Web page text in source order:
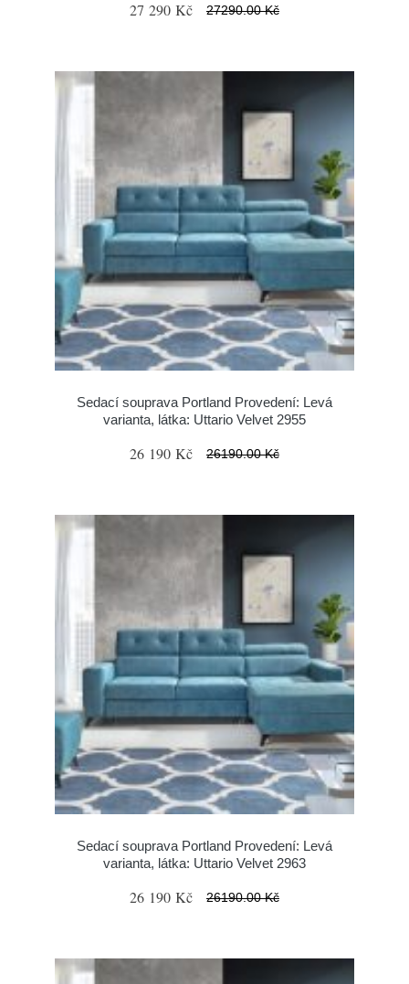
27 290 Kč 27290.00 Kč
Sedací souprava Portland Provedení: Levá
varianta, látka: Uttario Velvet 2955
26 190 Kč 26190.00 Kč
Sedací souprava Portland Provedení: Levá
varianta, látka: Uttario Velvet 2963
26 190 Kč 26190.00 Kč